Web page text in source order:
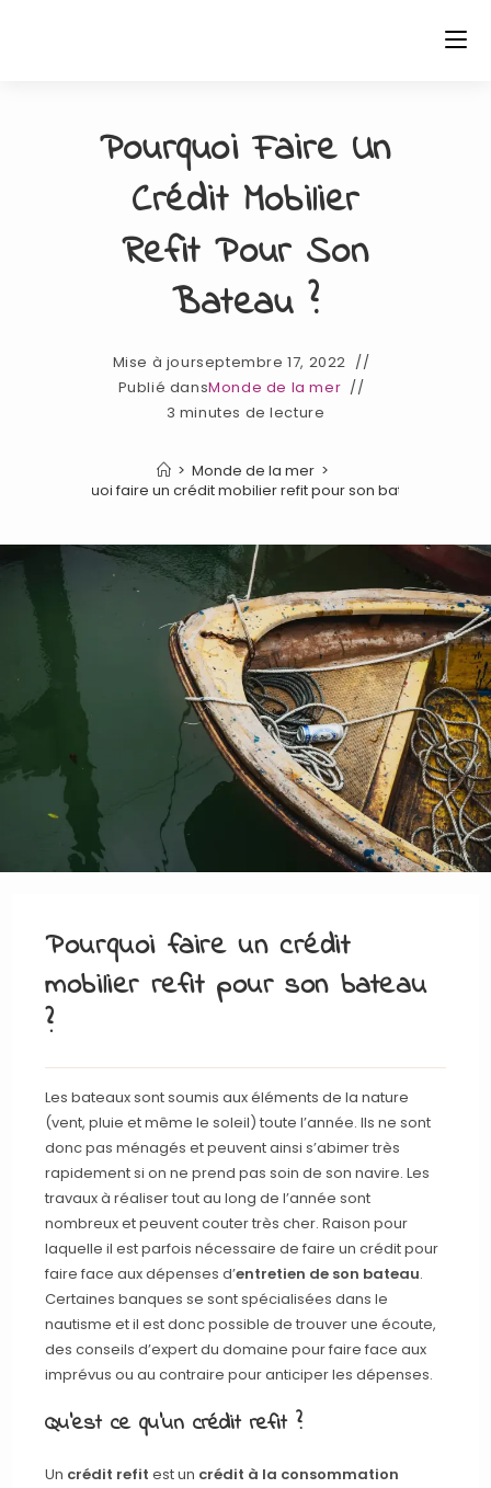
Pourquoi Faire Un
Crédit Mobilier
Refit Pour Son
Bateau ?
Mise à jourseptembre 17, 2022
Publié dansMonde de la mer
3 minutes de lecture
> Monde de la mer >
Pourquoi faire un crédit mobilier refit pour son bateau ?
Pourquoi faire un crédit
mobilier refit pour son bateau
?
Les bateaux sont soumis aux éléments de la nature
(vent, pluie et même le soleil) toute l’année. Ils ne sont
donc pas ménagés et peuvent ainsi s’abimer très
rapidement si on ne prend pas soin de son navire. Les
travaux à réaliser tout au long de l’année sont
nombreux et peuvent couter très cher. Raison pour
laquelle il est parfois nécessaire de faire un crédit pour
faire face aux dépenses d’entretien de son bateau.
Certaines banques se sont spécialisées dans le
nautisme et il est donc possible de trouver une écoute,
des conseils d’expert du domaine pour faire face aux
imprévus ou au contraire pour anticiper les dépenses.
Qu’est ce qu’un crédit refit ?
Un crédit refit est un crédit à la consommation